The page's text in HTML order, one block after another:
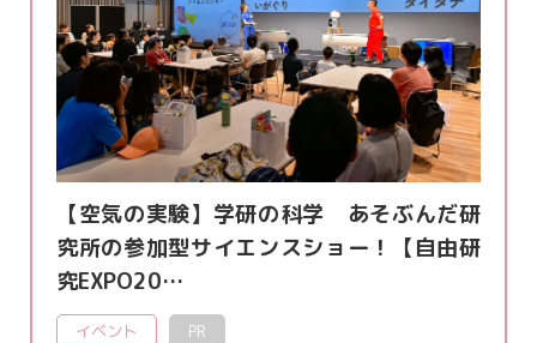
【空気の実験】学研の科学 あそぶんだ研
究所の参加型サイエンスショー！【自由研
究EXPO20…
イベント PR